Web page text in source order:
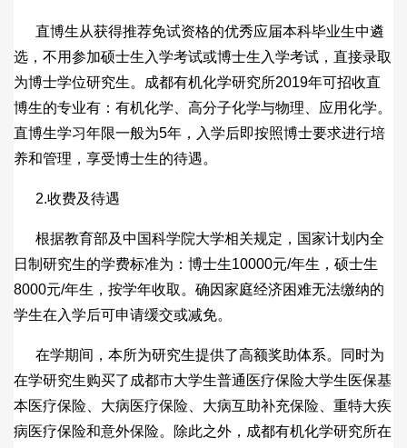
直博生从获得推荐免试资格的优秀应届本科毕业生中遴
选，不用参加硕士生入学考试或博士生入学考试，直接录取
为博士学位研究生。成都有机化学研究所2019年可招收直
博生的专业有：有机化学、高分子化学与物理、应用化学。
直博生学习年限一般为5年，入学后即按照博士要求进行培
养和管理，享受博士生的待遇。
2.收费及待遇
根据教育部及中国科学院大学相关规定，国家计划内全
日制研究生的学费标准为：博士生10000元/年生，硕士生
8000元/年生，按学年收取。确因家庭经济困难无法缴纳的
学生在入学后可申请缓交或减免。
在学期间，本所为研究生提供了高额奖助体系。同时为
在学研究生购买了成都市大学生普通医疗保险大学生医保基
本医疗保险、大病医疗保险、大病互助补充保险、重特大疾
病医疗保险和意外保险。除此之外，成都有机化学研究所在